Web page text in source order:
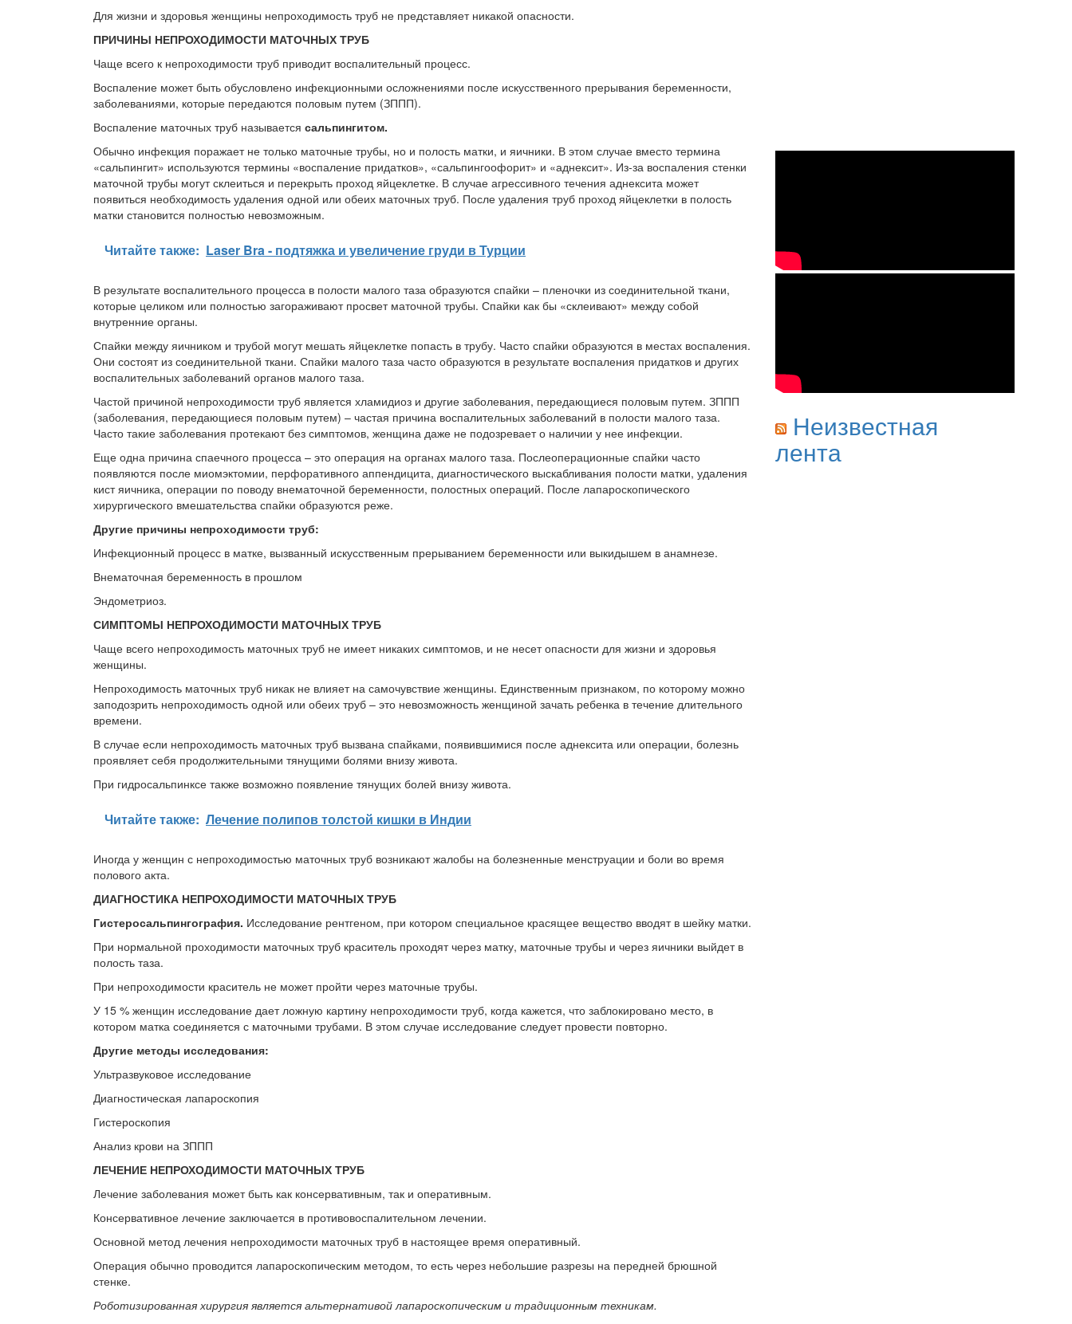
Для жизни и здоровья женщины непроходимость труб не представляет никакой опасности.
ПРИЧИНЫ НЕПРОХОДИМОСТИ МАТОЧНЫХ ТРУБ
Чаще всего к непроходимости труб приводит воспалительный процесс.
Воспаление может быть обусловлено инфекционными осложнениями после искусственного прерывания беременности,
заболеваниями, которые передаются половым путем (ЗППП).
Воспаление маточных труб называется сальпингитом.
Обычно инфекция поражает не только маточные трубы, но и полость матки, и яичники. В этом случае вместо термина
«сальпингит» используются термины «воспаление придатков», «сальпингоофорит» и «аднексит». Из-за воспаления стенки
маточной трубы могут склеиться и перекрыть проход яйцеклетке. В случае агрессивного течения аднексита может
появиться необходимость удаления одной или обеих маточных труб. После удаления труб проход яйцеклетки в полость
матки становится полностью невозможным.
Читайте также: Laser Bra - подтяжка и увеличение груди в Турции
В результате воспалительного процесса в полости малого таза образуются спайки – пленочки из соединительной ткани,
которые целиком или полностью загораживают просвет маточной трубы. Спайки как бы «склеивают» между собой
внутренние органы.
Спайки между яичником и трубой могут мешать яйцеклетке попасть в трубу. Часто спайки образуются в местах воспаления.
Они состоят из соединительной ткани. Спайки малого таза часто образуются в результате воспаления придатков и других
воспалительных заболеваний органов малого таза.
Частой причиной непроходимости труб является хламидиоз и другие заболевания, передающиеся половым путем. ЗППП
(заболевания, передающиеся половым путем) – частая причина воспалительных заболеваний в полости малого таза.
Часто такие заболевания протекают без симптомов, женщина даже не подозревает о наличии у нее инфекции.
Еще одна причина спаечного процесса – это операция на органах малого таза. Послеоперационные спайки часто
появляются после миомэктомии, перфоративного аппендицита, диагностического выскабливания полости матки, удаления
кист яичника, операции по поводу внематочной беременности, полостных операций. После лапароскопического
хирургического вмешательства спайки образуются реже.
Другие причины непроходимости труб:
Инфекционный процесс в матке, вызванный искусственным прерыванием беременности или выкидышем в анамнезе.
Внематочная беременность в прошлом
Эндометриоз.
СИМПТОМЫ НЕПРОХОДИМОСТИ МАТОЧНЫХ ТРУБ
Чаще всего непроходимость маточных труб не имеет никаких симптомов, и не несет опасности для жизни и здоровья
женщины.
Непроходимость маточных труб никак не влияет на самочувствие женщины. Единственным признаком, по которому можно
заподозрить непроходимость одной или обеих труб – это невозможность женщиной зачать ребенка в течение длительного
времени.
В случае если непроходимость маточных труб вызвана спайками, появившимися после аднексита или операции, болезнь
проявляет себя продолжительными тянущими болями внизу живота.
При гидросальпинксе также возможно появление тянущих болей внизу живота.
Читайте также: Лечение полипов толстой кишки в Индии
Иногда у женщин с непроходимостью маточных труб возникают жалобы на болезненные менструации и боли во время
полового акта.
ДИАГНОСТИКА НЕПРОХОДИМОСТИ МАТОЧНЫХ ТРУБ
Гистеросальпингография. Исследование рентгеном, при котором специальное красящее вещество вводят в шейку матки.
При нормальной проходимости маточных труб краситель проходят через матку, маточные трубы и через яичники выйдет в
полость таза.
При непроходимости краситель не может пройти через маточные трубы.
У 15 % женщин исследование дает ложную картину непроходимости труб, когда кажется, что заблокировано место, в
котором матка соединяется с маточными трубами. В этом случае исследование следует провести повторно.
Другие методы исследования:
Ультразвуковое исследование
Диагностическая лапароскопия
Гистероскопия
Анализ крови на ЗППП
ЛЕЧЕНИЕ НЕПРОХОДИМОСТИ МАТОЧНЫХ ТРУБ
Лечение заболевания может быть как консервативным, так и оперативным.
Консервативное лечение заключается в противовоспалительном лечении.
Основной метод лечения непроходимости маточных труб в настоящее время оперативный.
Операция обычно проводится лапароскопическим методом, то есть через небольшие разрезы на передней брюшной
стенке.
Роботизированная хирургия является альтернативой лапароскопическим и традиционным техникам.
Неизвестная
лента